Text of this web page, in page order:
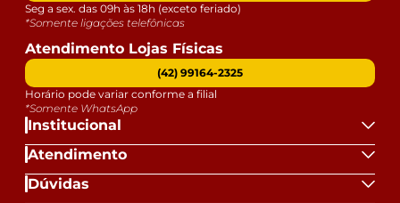
Institucional
Atendimento
Dúvidas
Seg a sex. das 09h às 18h (exceto feriado)
*Somente ligações telefônicas
Atendimento Lojas Físicas
(42) 99164-2325
Horário pode variar conforme a filial
*Somente WhatsApp